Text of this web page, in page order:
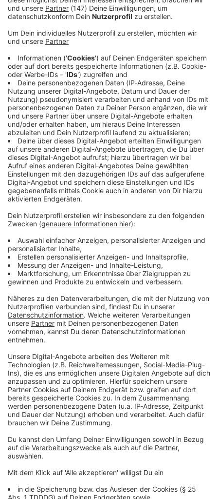
Immer auf dem Laufenden
bleiben!
Verpass' nichts mehr - mit unserem kostenlosen
ANTENNE BAYERN Newsletter. Ob Nachrichten,
Lifestyle oder unsere neuesten Aktionen - wir
informieren dich.
Zum Newsletter anmelden
Du möchtest uns etwas sagen?
Studio Hotline
Kontaktformular
Sprachnachricht
© dpa-infocom, dpa:260104-930-496950/1